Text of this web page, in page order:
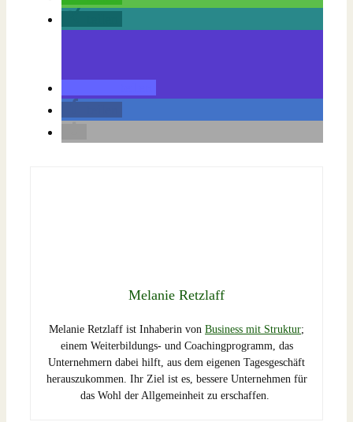
Melanie Retzlaff
Melanie Retzlaff ist Inhaberin von Business mit Struktur;
einem Weiterbildungs- und Coachingprogramm, das
Unternehmern dabei hilft, aus dem eigenen Tagesgeschäft
herauszukommen. Ihr Ziel ist es, bessere Unternehmen für
das Wohl der Allgemeinheit zu erschaffen.